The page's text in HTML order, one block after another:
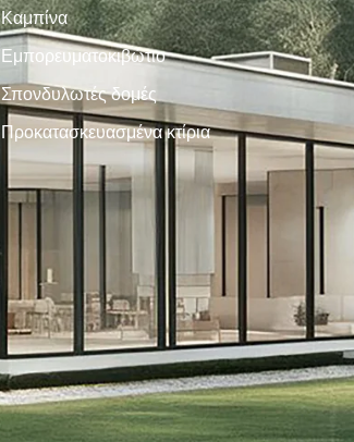
Καμπίνα
Εμπορευματοκιβώτιο
Σπονδυλωτές δομές
Προκατασκευασμένα κτίρια